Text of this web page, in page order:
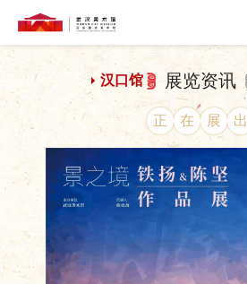
展览资讯
汉口馆
正 在 展 出